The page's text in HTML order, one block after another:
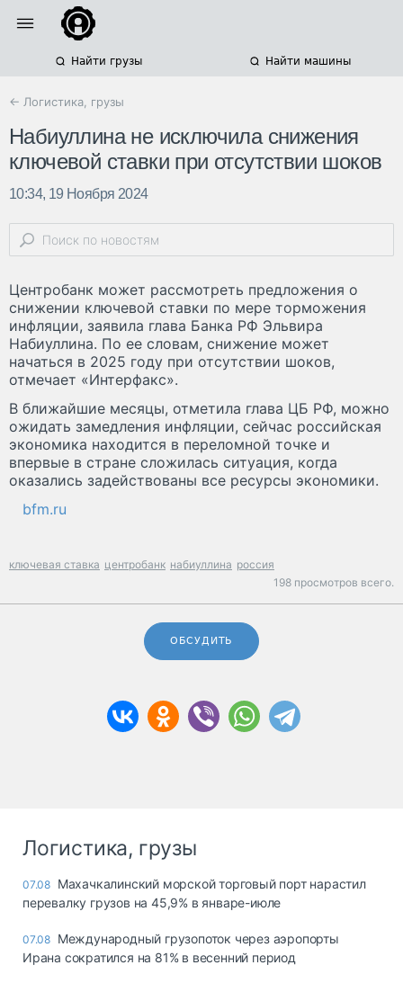
Найти грузы Найти машины
← Логистика, грузы
Набиуллина не исключила снижения
ключевой ставки при отсутствии шоков
10:34, 19 Ноября 2024
Центробанк может рассмотреть предложения о
снижении ключевой ставки по мере торможения
инфляции, заявила глава Банка РФ Эльвира
Набиуллина. По ее словам, снижение может
начаться в 2025 году при отсутствии шоков,
отмечает «Интерфакс».
В ближайшие месяцы, отметила глава ЦБ РФ, можно
ожидать замедления инфляции, сейчас российская
экономика находится в переломной точке и
впервые в стране сложилась ситуация, когда
оказались задействованы все ресурсы экономики.
bfm.ru
ключевая ставка центробанк набиуллина россия
198 просмотров всего.
ОБСУДИТЬ
Логистика, грузы
07.08 Махачкалинский морской торговый порт нарастил
перевалку грузов на 45,9% в январе-июле
07.08 Международный грузопоток через аэропорты
Ирана сократился на 81% в весенний период